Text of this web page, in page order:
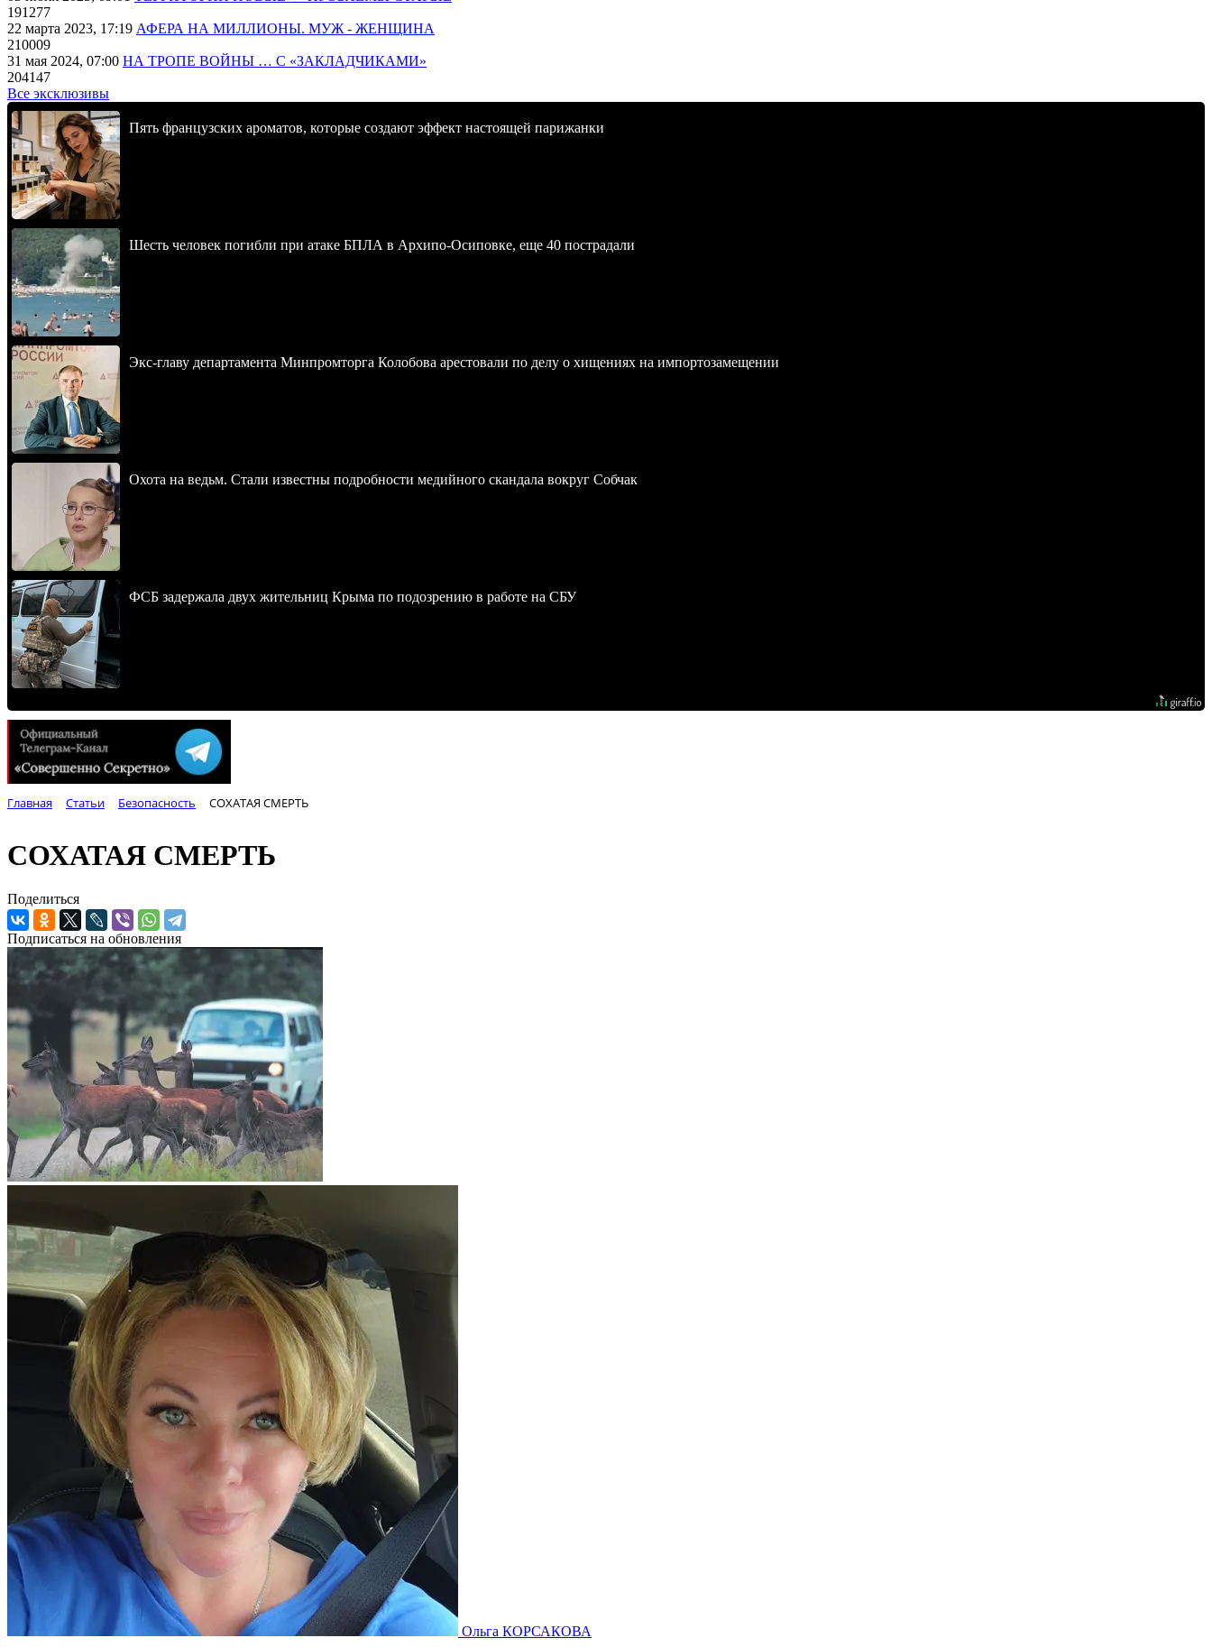
191277
22 марта 2023, 17:19 АФЕРА НА МИЛЛИОНЫ. МУЖ - ЖЕНЩИНА
210009
31 мая 2024, 07:00 НА ТРОПЕ ВОЙНЫ … С «ЗАКЛАДЧИКАМИ»
204147
Все эксклюзивы
Пять французских ароматов, которые создают эффект настоящей парижанки
Шесть человек погибли при атаке БПЛА в Архипо-Осиповке, еще 40 пострадали
Экс-главу департамента Минпромторга Колобова арестовали по делу о хищениях на импортозамещении
Охота на ведьм. Стали известны подробности медийного скандала вокруг Собчак
ФСБ задержала двух жительниц Крыма по подозрению в работе на СБУ
Главная Статьи Безопасность СОХАТАЯ СМЕРТЬ
СОХАТАЯ СМЕРТЬ
Поделиться
Подписаться на обновления
Ольга КОРСАКОВА